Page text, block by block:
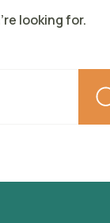
looking for.